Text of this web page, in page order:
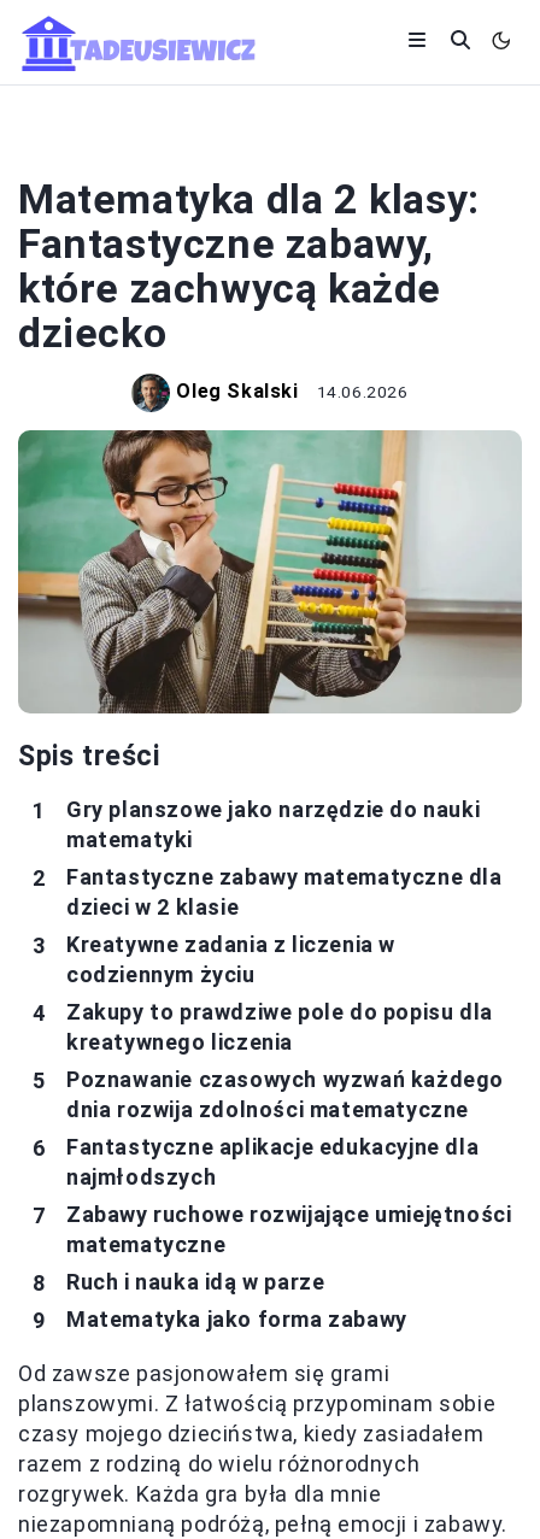
Matematyka dla 2 klasy:
Fantastyczne zabawy,
które zachwycą każde
dziecko
Oleg Skalski 14.06.2026
Spis treści
Gry planszowe jako narzędzie do nauki
matematyki
Fantastyczne zabawy matematyczne dla
dzieci w 2 klasie
Kreatywne zadania z liczenia w
codziennym życiu
Zakupy to prawdziwe pole do popisu dla
kreatywnego liczenia
Poznawanie czasowych wyzwań każdego
dnia rozwija zdolności matematyczne
Fantastyczne aplikacje edukacyjne dla
najmłodszych
Zabawy ruchowe rozwijające umiejętności
matematyczne
Ruch i nauka idą w parze
Matematyka jako forma zabawy
Od zawsze pasjonowałem się grami
planszowymi. Z łatwością przypominam sobie
czasy mojego dzieciństwa, kiedy zasiadałem
razem z rodziną do wielu różnorodnych
rozgrywek. Każda gra była dla mnie
niezapomnianą podróżą, pełną emocji i zabawy.